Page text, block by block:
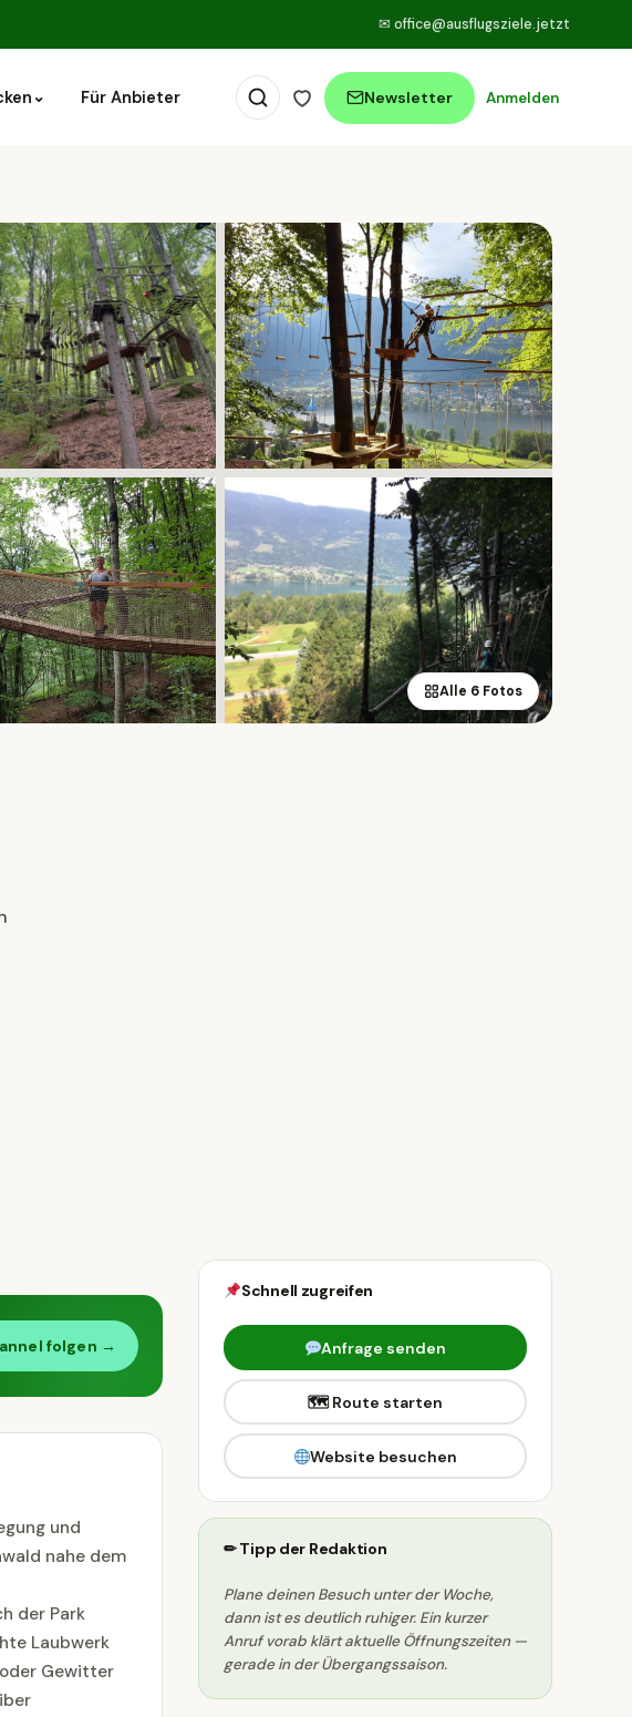
✉ office@ausflugsziele.jetzt
⌄ Für Anbieter Newsletter Anmelden
Alle 6 Fotos
folgen →
und
nahe dem
der Park
Laubwerk
Gewitter
Schnell zugreifen
Anfrage senden
🗺 Route starten
Website besuchen
✏ Tipp der Redaktion
Plane deinen Besuch unter der Woche,
dann ist es deutlich ruhiger. Ein kurzer
Anruf vorab klärt aktuelle Öffnungszeiten —
gerade in der Übergangssaison.